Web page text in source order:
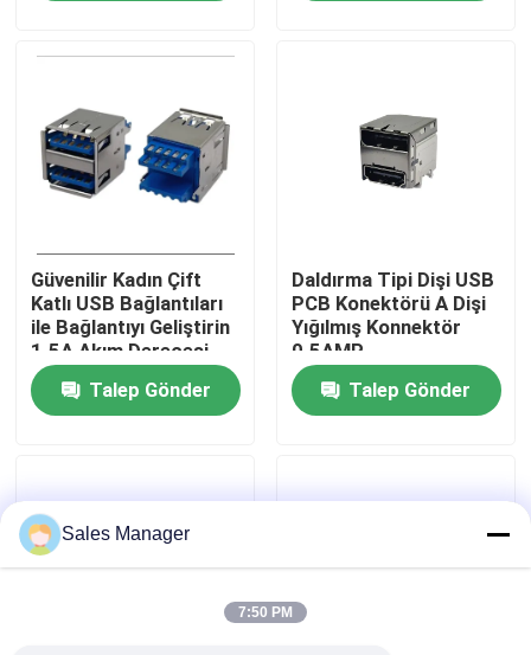
Hakkımızda
Fabrika turu
Kalite kontrol
Bize Ulaşın
Bir teklif isteği
USB Soket Konnektörü
Güvenilir Kadın Çift
Katlı USB Bağlantıları
ile Bağlantıyı Geliştirin
1.5A Akım Derecesi
Talep Gönder
Daldırma Tipi Dişi USB
PCB Konektörü A Dişi
Yığılmış Konnektör
0.5AMP
Talep Gönder
Sales Manager
7:50 PM